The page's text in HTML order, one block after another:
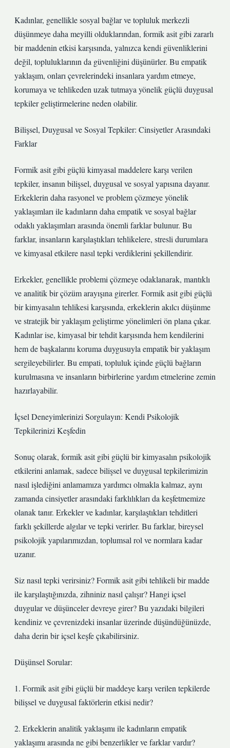
Kadınlar, genellikle sosyal bağlar ve topluluk merkezli
düşünmeye daha meyilli olduklarından, formik asit gibi zararlı
bir maddenin etkisi karşısında, yalnızca kendi güvenliklerini
değil, topluluklarının da güvenliğini düşünürler. Bu empatik
yaklaşım, onları çevrelerindeki insanlara yardım etmeye,
korumaya ve tehlikeden uzak tutmaya yönelik güçlü duygusal
tepkiler geliştirmelerine neden olabilir.
Bilişsel, Duygusal ve Sosyal Tepkiler: Cinsiyetler Arasındaki
Farklar
Formik asit gibi güçlü kimyasal maddelere karşı verilen
tepkiler, insanın bilişsel, duygusal ve sosyal yapısına dayanır.
Erkeklerin daha rasyonel ve problem çözmeye yönelik
yaklaşımları ile kadınların daha empatik ve sosyal bağlar
odaklı yaklaşımları arasında önemli farklar bulunur. Bu
farklar, insanların karşılaştıkları tehlikelere, stresli durumlara
ve kimyasal etkilere nasıl tepki verdiklerini şekillendirir.
Erkekler, genellikle problemi çözmeye odaklanarak, mantıklı
ve analitik bir çözüm arayışına girerler. Formik asit gibi güçlü
bir kimyasalın tehlikesi karşısında, erkeklerin akılcı düşünme
ve stratejik bir yaklaşım geliştirme yönelimleri ön plana çıkar.
Kadınlar ise, kimyasal bir tehdit karşısında hem kendilerini
hem de başkalarını koruma duygusuyla empatik bir yaklaşım
sergileyebilirler. Bu empati, topluluk içinde güçlü bağların
kurulmasına ve insanların birbirlerine yardım etmelerine zemin
hazırlayabilir.
İçsel Deneyimlerinizi Sorgulayın: Kendi Psikolojik
Tepkilerinizi Keşfedin
Sonuç olarak, formik asit gibi güçlü bir kimyasalın psikolojik
etkilerini anlamak, sadece bilişsel ve duygusal tepkilerimizin
nasıl işlediğini anlamamıza yardımcı olmakla kalmaz, aynı
zamanda cinsiyetler arasındaki farklılıkları da keşfetmemize
olanak tanır. Erkekler ve kadınlar, karşılaştıkları tehditleri
farklı şekillerde algılar ve tepki verirler. Bu farklar, bireysel
psikolojik yapılarımızdan, toplumsal rol ve normlara kadar
uzanır.
Siz nasıl tepki verirsiniz? Formik asit gibi tehlikeli bir madde
ile karşılaştığınızda, zihniniz nasıl çalışır? Hangi içsel
duygular ve düşünceler devreye girer? Bu yazıdaki bilgileri
kendiniz ve çevrenizdeki insanlar üzerinde düşündüğünüzde,
daha derin bir içsel keşfe çıkabilirsiniz.
Düşünsel Sorular:
1. Formik asit gibi güçlü bir maddeye karşı verilen tepkilerde
bilişsel ve duygusal faktörlerin etkisi nedir?
2. Erkeklerin analitik yaklaşımı ile kadınların empatik
yaklaşımı arasında ne gibi benzerlikler ve farklar vardır?